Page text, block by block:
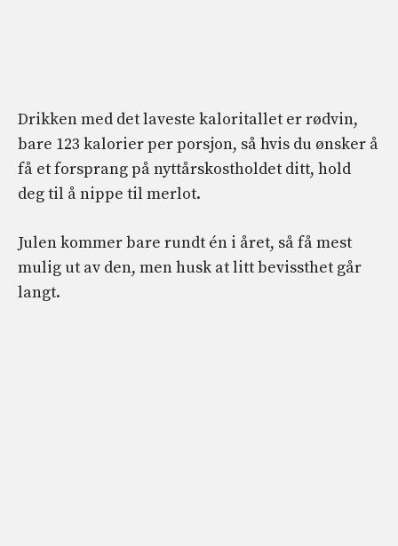
Drikken med det laveste kaloritallet er rødvin,
bare 123 kalorier per porsjon, så hvis du ønsker å
få et forsprang på nyttårskostholdet ditt, hold
deg til å nippe til merlot.
Julen kommer bare rundt én i året, så få mest
mulig ut av den, men husk at litt bevissthet går
langt.